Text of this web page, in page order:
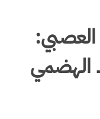
الهضمي